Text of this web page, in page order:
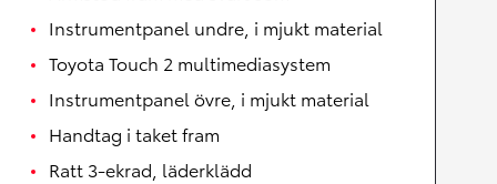
Instrumentpanel undre, i mjukt material
Toyota Touch 2 multimediasystem
Instrumentpanel övre, i mjukt material
Handtag i taket fram
Ratt 3-ekrad, läderklädd